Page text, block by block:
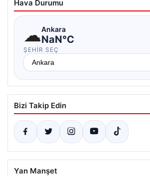
Hava Durumu
☁Ankara
NaN°C
ŞEHIR SEÇ
Bizi Takip Edin
Yan Manşet